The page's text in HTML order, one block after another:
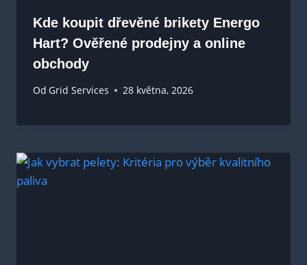
Kde koupit dřevěné brikety Energo
Hart? Ověřené prodejny a online
obchody
Od Grid Services 28 května, 2026